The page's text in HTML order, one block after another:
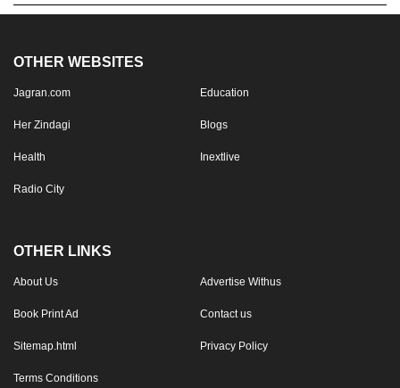
OTHER WEBSITES
Jagran.com Education
Her Zindagi Blogs
Health Inextlive
Radio City
OTHER LINKS
About Us Advertise Withus
Book Print Ad Contact us
Sitemap.html Privacy Policy
Terms Conditions